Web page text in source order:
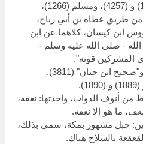
وأخرجه مختصرا البخاري (1649) و (4257)، ومسلم (1266)،
في "الكبرى" (3959) من طريق عطاه بن أبي رباح،
طاووس ابن كيسان، كلاهما عن ابن
- صلى الله عليه وسلم -
المشركين قوته".
أنوف الدواب، واحدتها: نغفة،
ما هو إلا نغفة.
جبل مشهور بمكة، سمي بذلك،
بالسلاح هناك.